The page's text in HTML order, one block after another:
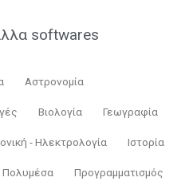
softwares
Αστρονομία
Βιολογία Γεωγραφία
- Ηλεκτρολογία Ιστορία
Πολυμέσα Προγραμματισμός